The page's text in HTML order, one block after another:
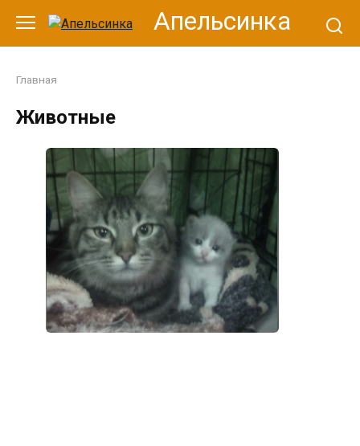
контенту
Апельсинка
Главная
Животные